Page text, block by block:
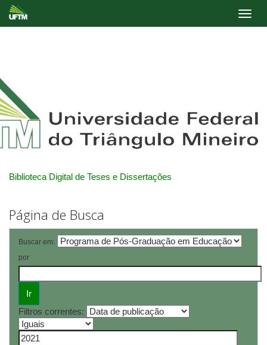
Biblioteca Digital de Teses e Dissertações
Página de Busca
Buscar em:
por
Filtros correntes: